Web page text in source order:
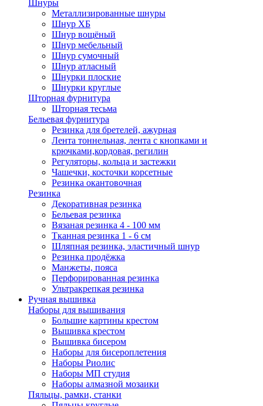
Шнуры
Металлизированные шнуры
Шнур ХБ
Шнур вощёный
Шнур мебельный
Шнур сумочный
Шнур атласный
Шнурки плоские
Шнурки круглые
Шторная фурнитура
Шторная тесьма
Бельевая фурнитура
Резинка для бретелей, ажурная
Лента тоннельная, лента с кнопками и
крючками,кордовая, регилин
Регуляторы, кольца и застежки
Чашечки, косточки корсетные
Резинка окантовочная
Резинка
Декоративная резинка
Бельевая резинка
Вязаная резинка 4 - 100 мм
Тканная резинка 1 - 6 см
Шляпная резинка, эластичный шнур
Резинка продёжка
Манжеты, пояса
Перфорированная резинка
Ультракрепкая резинка
Ручная вышивка
Наборы для вышивания
Большие картины крестом
Вышивка крестом
Вышивка бисером
Наборы для бисероплетения
Наборы Риолис
Наборы МП студия
Наборы алмазной мозаики
Пяльцы, рамки, станки